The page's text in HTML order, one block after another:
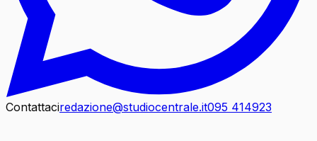
Contattaciredazione@studiocentrale.it095 414923